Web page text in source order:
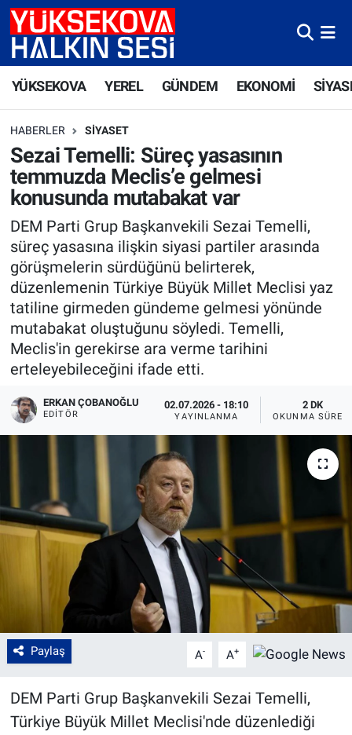
YÜKSEKOVA YEREL GÜNDEM EKONOMİ
HABERLER SIYASET
Sezai Temelli: Süreç yasasının
temmuzda Meclis’e gelmesi
konusunda mutabakat var
DEM Parti Grup Başkanvekili Sezai Temelli,
süreç yasasına ilişkin siyasi partiler arasında
görüşmelerin sürdüğünü belirterek,
düzenlemenin Türkiye Büyük Millet Meclisi yaz
tatiline girmeden gündeme gelmesi yönünde
mutabakat oluştuğunu söyledi. Temelli,
Meclis'in gerekirse ara verme tarihini
erteleyebileceğini ifade etti.
ERKAN ÇOBANOĞLU
EDITÖR
02.07.2026 - 18:10
YAYINLANMA
2 DK
OKUNMA SÜRESI
Paylaş A- A+
DEM Parti Grup Başkanvekili Sezai Temelli,
Türkiye Büyük Millet Meclisi'nde düzenlediği
Yüksekova Nöbetçi Eczaneler
Yüksekova Trafik Yoğunluk Haritası
Süper Lig Puan Durumu ve Fikstür
Tüm Manşetler
Son Dakika Haberleri
Haber Arşivi